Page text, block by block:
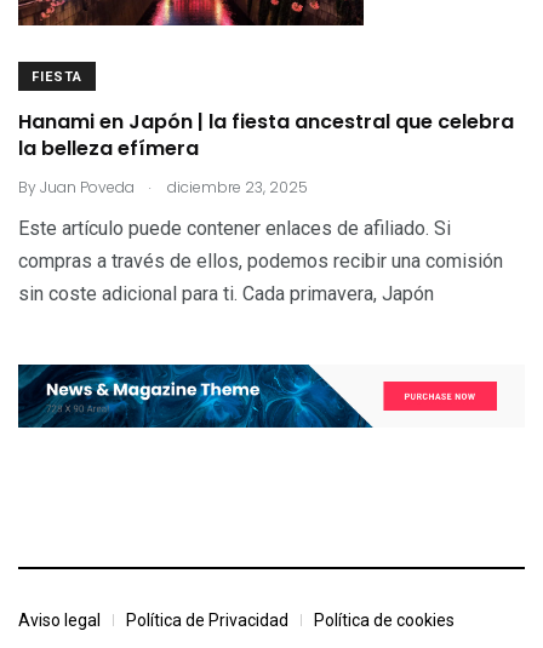
FIESTA
Hanami en Japón | la fiesta ancestral que celebra
la belleza efímera
ByJuan Poveda . diciembre 23, 2025
Este artículo puede contener enlaces de afiliado. Si
compras a través de ellos, podemos recibir una comisión
sin coste adicional para ti. Cada primavera, Japón
Aviso legal Política de Privacidad
Política de cookies